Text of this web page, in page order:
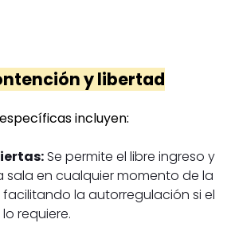
y libertad
incluyen:
Se permite el libre ingreso y
sala en cualquier momento de la
la autorregulación si el
requiere.